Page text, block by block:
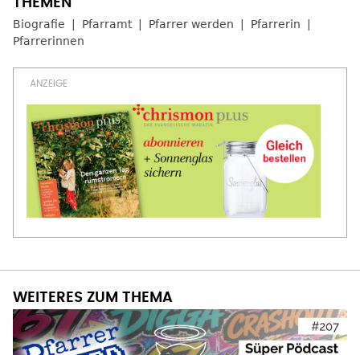
Biografie Pfarramt Pfarrer werden
Pfarrerin
Pfarrerinnen
WEITERES ZUM THEMA